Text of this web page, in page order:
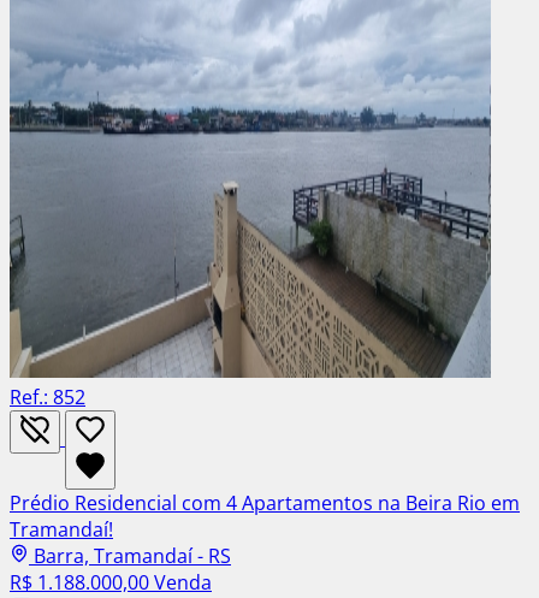
Ref.: 852
Prédio Residencial com 4 Apartamentos na Beira Rio em
Tramandaí!
Barra, Tramandaí - RS
R$ 1.188.000,00Venda